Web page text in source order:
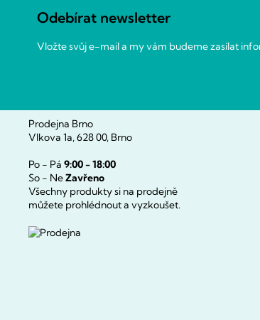
Odebírat newsletter
Vložte svůj e-mail a my vám budeme zasílat
Prodejna Brno
Vlkova 1a, 628 00, Brno
Po - Pá 9:00 - 18:00
So - NeZavřeno
Všechny produkty si na prodejně
můžete prohlédnout a vyzkoušet.